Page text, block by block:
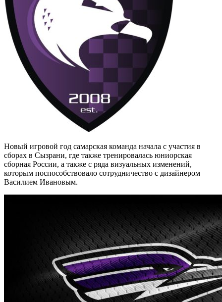
Новый игровой год самарская команда начала с участия в
сборах в Сызрани, где также тренировалась юниорская
сборная России, а также с ряда визуальных изменений,
которым поспособствовало сотрудничество с дизайнером
Василием Ивановым.